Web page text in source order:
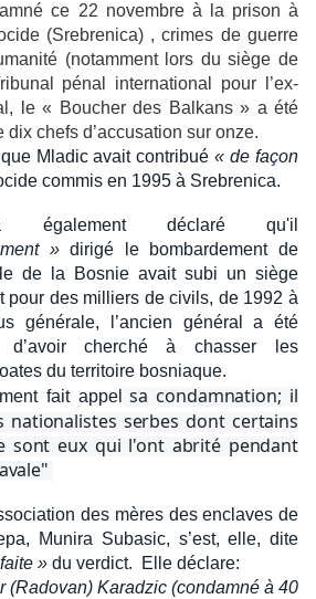
ce 22 novembre à la prison à
(Srebrenica) , crimes de guerre
(notamment lors du siège de
pénal international pour l’ex-
le « Boucher des Balkans » a été
chefs d’accusation sur onze.
Mladic avait contribué« de façon
commis en 1995 à Srebrenica.
déclaré qu'il
»dirigé le bombardement de
de la Bosnie avait subi un siège
pour des milliers de civils, de 1992 à
générale, l’ancien général a été
d’avoir cherché à chasser les
du territoire bosniaque.
fait appel sa condamnation; il
nationalistes serbes dont certains
sont eux qui l'ont abrité pendant
des mères des enclaves de
Munira Subasic, s’est, elle, dite
» du verdict. Elle déclare:
(Radovan) Karadzic (condamné à 40